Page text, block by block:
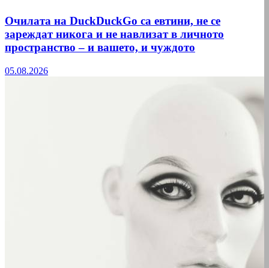
Очилата на DuckDuckGo са евтини, не се
зареждат никога и не навлизат в личното
пространство – и вашето, и чуждото
05.08.2026